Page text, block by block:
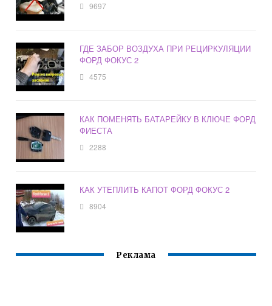
9697
ГДЕ ЗАБОР ВОЗДУХА ПРИ РЕЦИРКУЛЯЦИИ
ФОРД ФОКУС 2
4575
КАК ПОМЕНЯТЬ БАТАРЕЙКУ В КЛЮЧЕ ФОРД
ФИЕСТА
2288
КАК УТЕПЛИТЬ КАПОТ ФОРД ФОКУС 2
8904
Реклама